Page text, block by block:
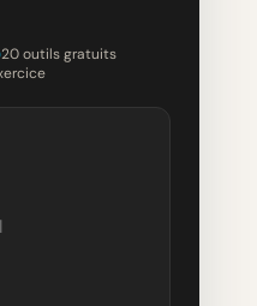
20 outils gratuits